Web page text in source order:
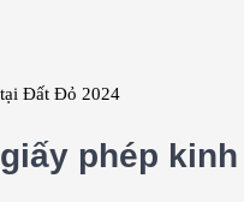
Đất Đỏ 2024
phép